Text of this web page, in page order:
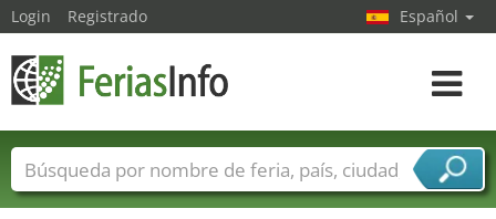
Login Registrado Español
toggle
Nombres de ferias Países
Ciudades